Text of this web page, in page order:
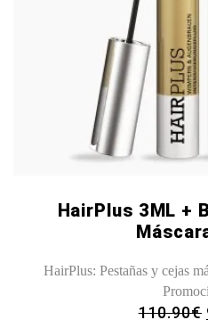
HairPlus 3ML +
HairPlus: Pestañas y cejas
110.90€